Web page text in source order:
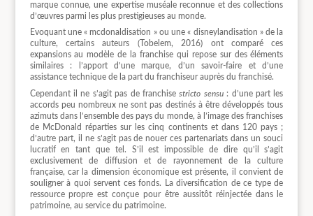
marque connue, une expertise muséale reconnue et des collections
d’œuvres parmi les plus prestigieuses au monde.
Evoquant une « mcdonaldisation » ou une « disneylandisation » de la
culture, certains auteurs (Tobelem, 2016) ont comparé ces
expansions au modèle de la franchise qui repose sur des éléments
similaires : l’apport d’une marque, d’un savoir-faire et d’une
assistance technique de la part du franchiseur auprès du franchisé.
Cependant il ne s’agit pas de franchisestricto sensu: d’une part les
accords peu nombreux ne sont pas destinés à être développés tous
azimuts dans l’ensemble des pays du monde, à l’image des franchises
de McDonald réparties sur les cinq continents et dans 120 pays ;
d’autre part, il ne s’agit pas de nouer ces partenariats dans un souci
lucratif en tant que tel. S’il est impossible de dire qu’il s’agit
exclusivement de diffusion et de rayonnement de la culture
française, car la dimension économique est présente, il convient de
souligner à quoi servent ces fonds. La diversification de ce type de
ressource propre est conçue pour être aussitôt réinjectée dans le
patrimoine, au service du patrimoine.